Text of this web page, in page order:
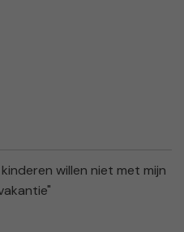
willen niet met mijn